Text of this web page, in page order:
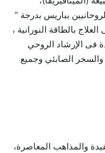
بباريس بدرجة “
بالطاقة النورانية ،
فى الإرشاد الروحي
والسجر الصابئي وجميع
والمذاهب المعاصرة،